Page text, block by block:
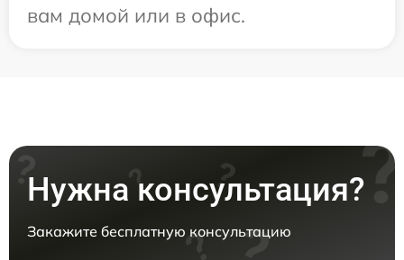
вам домой или в офис.
Нужна консультация?
Закажите бесплатную консультацию